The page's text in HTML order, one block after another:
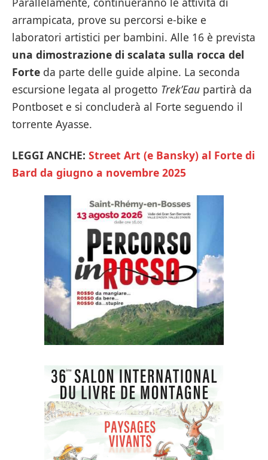
arrampicata, prove su percorsi e-bike e
laboratori artistici per bambini. Alle 16 è prevista
una dimostrazione di scalata sulla rocca del
Forte da parte delle guide alpine. La seconda
escursione legata al progetto Trek’Eau partirà da
Pontboset e si concluderà al Forte seguendo il
torrente Ayasse.
LEGGI ANCHE: Street Art (e Bansky) al Forte di
Bard da giugno a novembre 2025